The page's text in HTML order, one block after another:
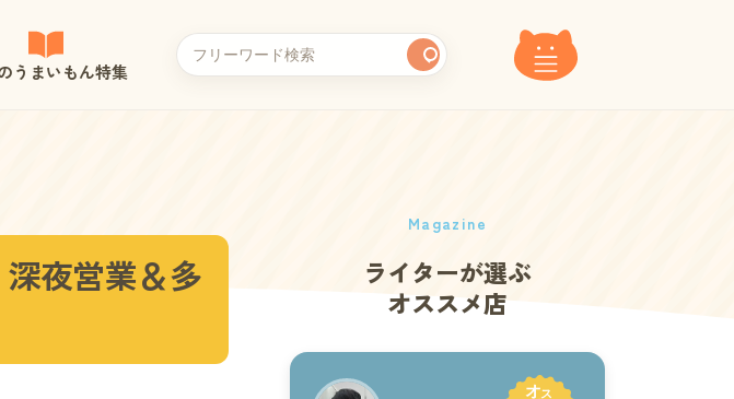
うまいもん特集
夜営業＆多
Magazine
ライターが選ぶ
オススメ店